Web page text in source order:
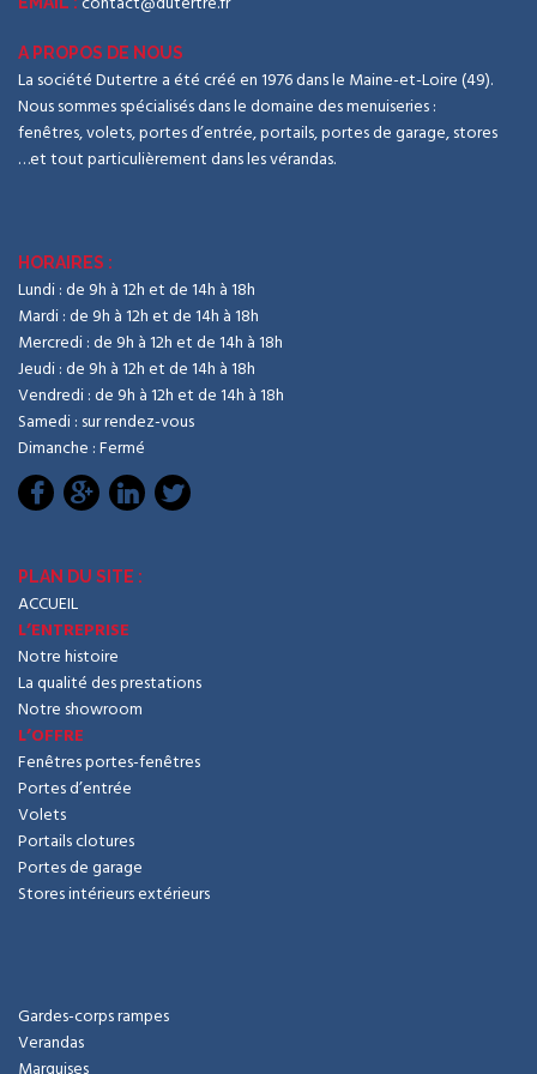
A PROPOS DE NOUS
La société Dutertre a été créé en 1976 dans le Maine-et-Loire (49).
Nous sommes spécialisés dans le domaine des menuiseries :
fenêtres, volets, portes d’entrée, portails, portes de garage, stores
…et tout particulièrement dans les vérandas.
HORAIRES :
Lundi : de 9h à 12h et de 14h à 18h
Mardi : de 9h à 12h et de 14h à 18h
Mercredi : de 9h à 12h et de 14h à 18h
Jeudi : de 9h à 12h et de 14h à 18h
Vendredi : de 9h à 12h et de 14h à 18h
Samedi : sur rendez-vous
Dimanche : Fermé
PLAN DU SITE :
ACCUEIL
L’ENTREPRISE
Notre histoire
La qualité des prestations
Notre showroom
L’OFFRE
Fenêtres portes-fenêtres
Portes d’entrée
Volets
Portails clotures
Portes de garage
Stores intérieurs extérieurs
Gardes-corps rampes
Verandas